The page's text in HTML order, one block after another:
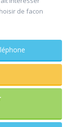
de facon
téléphone